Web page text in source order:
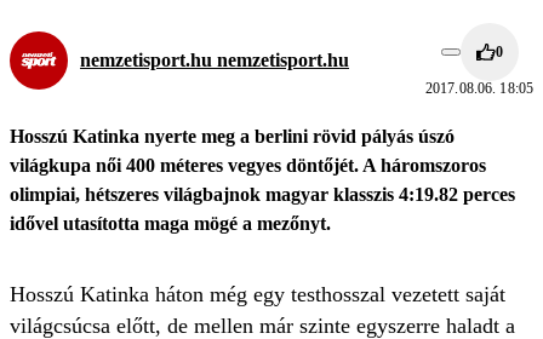
nemzetisport.hu nemzetisport.hu 0
2017.08.06. 18:05
Hosszú Katinka nyerte meg a berlini rövid pályás úszó
világkupa női 400 méteres vegyes döntőjét. A háromszoros
olimpiai, hétszeres világbajnok magyar klasszis 4:19.82 perces
idővel utasította maga mögé a mezőnyt.
Hosszú Katinka háton még egy testhosszal vezetett saját
világcsúcsa előtt, de mellen már szinte egyszerre haladt a